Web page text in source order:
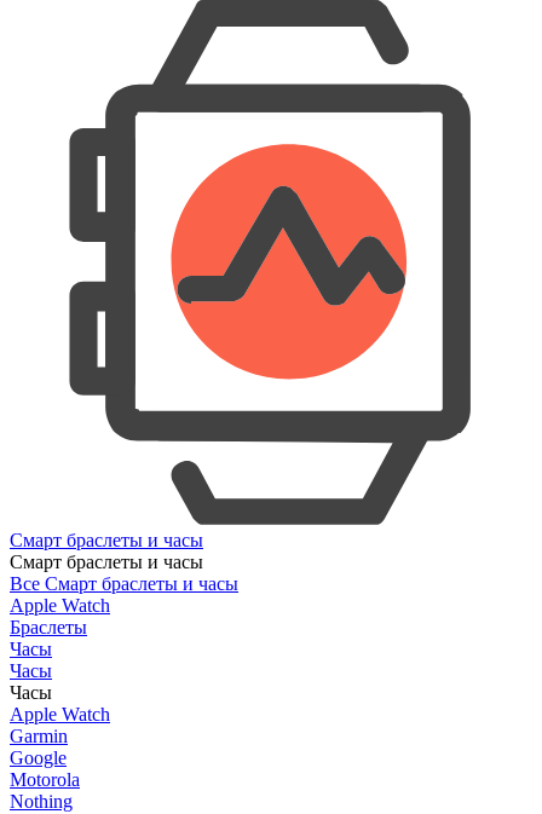
Смарт браслеты и часы
Смарт браслеты и часы
Все Смарт браслеты и часы
Apple Watch
Браслеты
Часы
Часы
Часы
Apple Watch
Garmin
Google
Motorola
Nothing